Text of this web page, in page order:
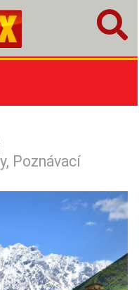
Poznávací